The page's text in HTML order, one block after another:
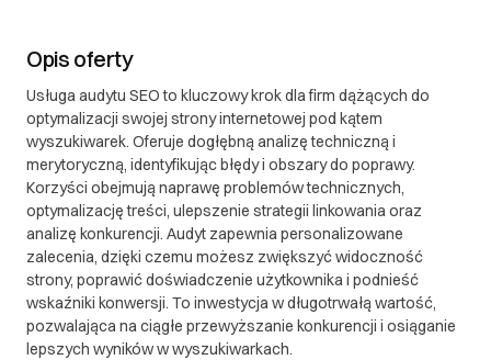
Opis oferty
Usługa audytu SEO to kluczowy krok dla firm dążących do
optymalizacji swojej strony internetowej pod kątem
wyszukiwarek. Oferuje dogłębną analizę techniczną i
merytoryczną, identyfikując błędy i obszary do poprawy.
Korzyści obejmują naprawę problemów technicznych,
optymalizację treści, ulepszenie strategii linkowania oraz
analizę konkurencji. Audyt zapewnia personalizowane
zalecenia, dzięki czemu możesz zwiększyć widoczność
strony, poprawić doświadczenie użytkownika i podnieść
wskaźniki konwersji. To inwestycja w długotrwałą wartość,
pozwalająca na ciągłe przewyższanie konkurencji i osiąganie
lepszych wyników w wyszukiwarkach.